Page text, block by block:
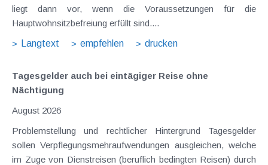
liegt dann vor, wenn die Voraussetzungen für die
Hauptwohnsitzbefreiung erfüllt sind....
Langtext
empfehlen drucken
Tagesgelder auch bei eintägiger Reise ohne
Nächtigung
August 2026
Problemstellung und rechtlicher Hintergrund Tagesgelder
sollen Verpflegungsmehraufwendungen ausgleichen, welche
im Zuge von Dienstreisen (beruflich bedingten Reisen) durch